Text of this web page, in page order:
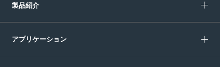
製品紹介
アプリケーション